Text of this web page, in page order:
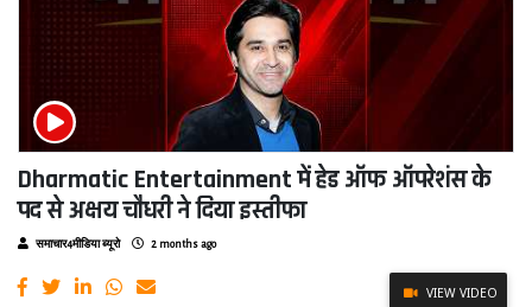
Dharmatic Entertainment में हेड ऑफ ऑपरेशंस के
पद से अक्षय चौधरी ने दिया इस्तीफा
समाचार4मीडिया ब्यूरो 2 months ago
VIEW VIDEO